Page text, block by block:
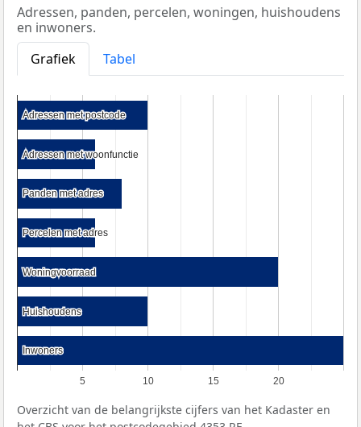
Adressen, panden, percelen, woningen, huishoudens
en inwoners.
Grafiek
Tabel
5 10 15 20
Adressen met postcode
Adressen met postcode
Adressen met woonfunctie
Adressen met woonfunctie
Panden met adres
Panden met adres
Percelen met adres
Percelen met adres
Woningvoorraad
Woningvoorraad
Huishoudens
Huishoudens
Inwoners
Inwoners
Overzicht van de belangrijkste cijfers van het Kadaster en